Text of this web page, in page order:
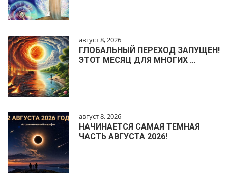
август 8, 2026
ГЛОБАЛЬНЫЙ ПЕРЕХОД ЗАПУЩЕН!
ЭТОТ МЕСЯЦ ДЛЯ МНОГИХ …
август 8, 2026
НАЧИНАЕТСЯ САМАЯ ТЕМНАЯ
ЧАСТЬ АВГУСТА 2026!